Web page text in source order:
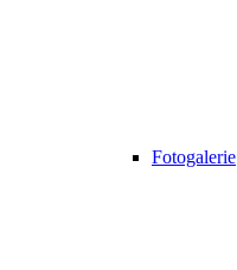
Fotogalerie